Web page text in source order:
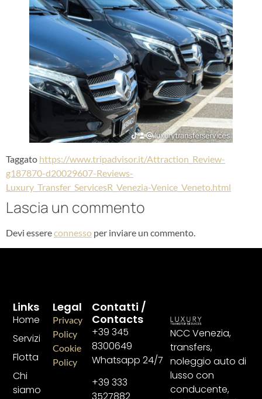
Taggato https://www.tripadvisor.it/Attraction_Review-
g187870-d20029607-Reviews-
Luxury_Transfer_ServicesR_Venezia-Venice_Veneto.html
Lascia un commento
Devi essereconnesso per inviare un commento.
NCC Venezia,
transfers,
noleggio auto di
lusso con
conducente,
Contatti /
Contacts
+39 345
8300649
Whatsapp 24/7
+39 333
Links
Home
Servizi
Flotta
Chi
siamo
Legal
Privacy
Policy
Cookie
Policy